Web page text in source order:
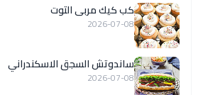
كب كيك مربى التوت
2026-07-08
ساندوتش السجق الاسكندراني
2026-07-08